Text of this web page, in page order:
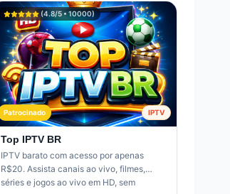
(4.8/5 •10000)
Patrocinado IPTV
Top IPTV BR
IPTV barato com acesso por apenas
R$20. Assista canais ao vivo, filmes,
séries e jogos ao vivo em HD, sem